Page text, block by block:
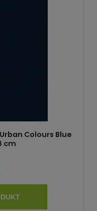
Colours Blue
cm